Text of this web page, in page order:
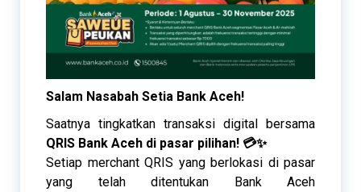
Salam Nasabah Setia Bank Aceh!
Saatnya tingkatkan transaksi digital bersama
QRIS Bank Aceh di pasar pilihan! 💳✨
Setiap merchant QRIS yang berlokasi di pasar
yang telah ditentukan Bank Aceh